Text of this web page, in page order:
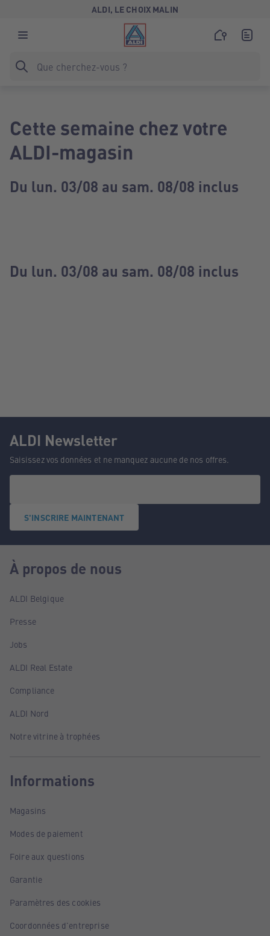
ALDI, LE CHOIX MALIN
Cette semaine chez votre
ALDI-magasin
Du lun. 03/08 au sam. 08/08 inclus
Du lun. 03/08 au sam. 08/08 inclus
ALDI Newsletter
Saisissez vos données et ne manquez aucune de nos offres.
S'INSCRIRE MAINTENANT
À propos de nous
ALDI Belgique
Presse
Jobs
ALDI Real Estate
Compliance
ALDI Nord
Notre vitrine à trophées
Informations
Magasins
Modes de paiement
Foire aux questions
Garantie
Paramètres des cookies
Coordonnées d'entreprise